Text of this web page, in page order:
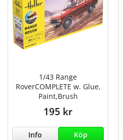
1/43 Range
RoverCOMPLETE w. Glue,
Paint,Brush
195 kr
Info Köp